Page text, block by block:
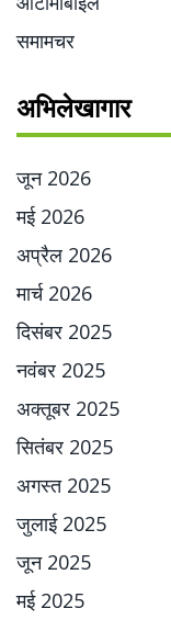
समामचर
अभिलेखागार
जून 2026
मई 2026
अप्रैल 2026
मार्च 2026
दिसंबर 2025
नवंबर 2025
अक्तूबर 2025
सितंबर 2025
अगस्त 2025
जुलाई 2025
जून 2025
मई 2025